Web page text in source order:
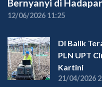
Bernyanyi di
12/06/2026 11:25
Di Balik
PLN UPT
Kartini
21/04/2026